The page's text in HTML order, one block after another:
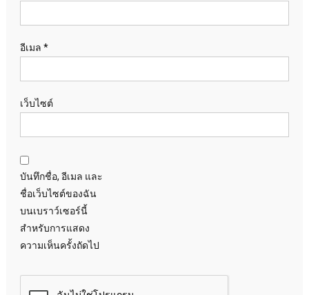
อีเมล *
เว็บไซต์
บันทึกชื่อ, อีเมล และ
ชื่อเว็บไซต์ของฉัน
บนเบราว์เซอร์นี้
สำหรับการแสดง
ความเห็นครั้งถัดไป